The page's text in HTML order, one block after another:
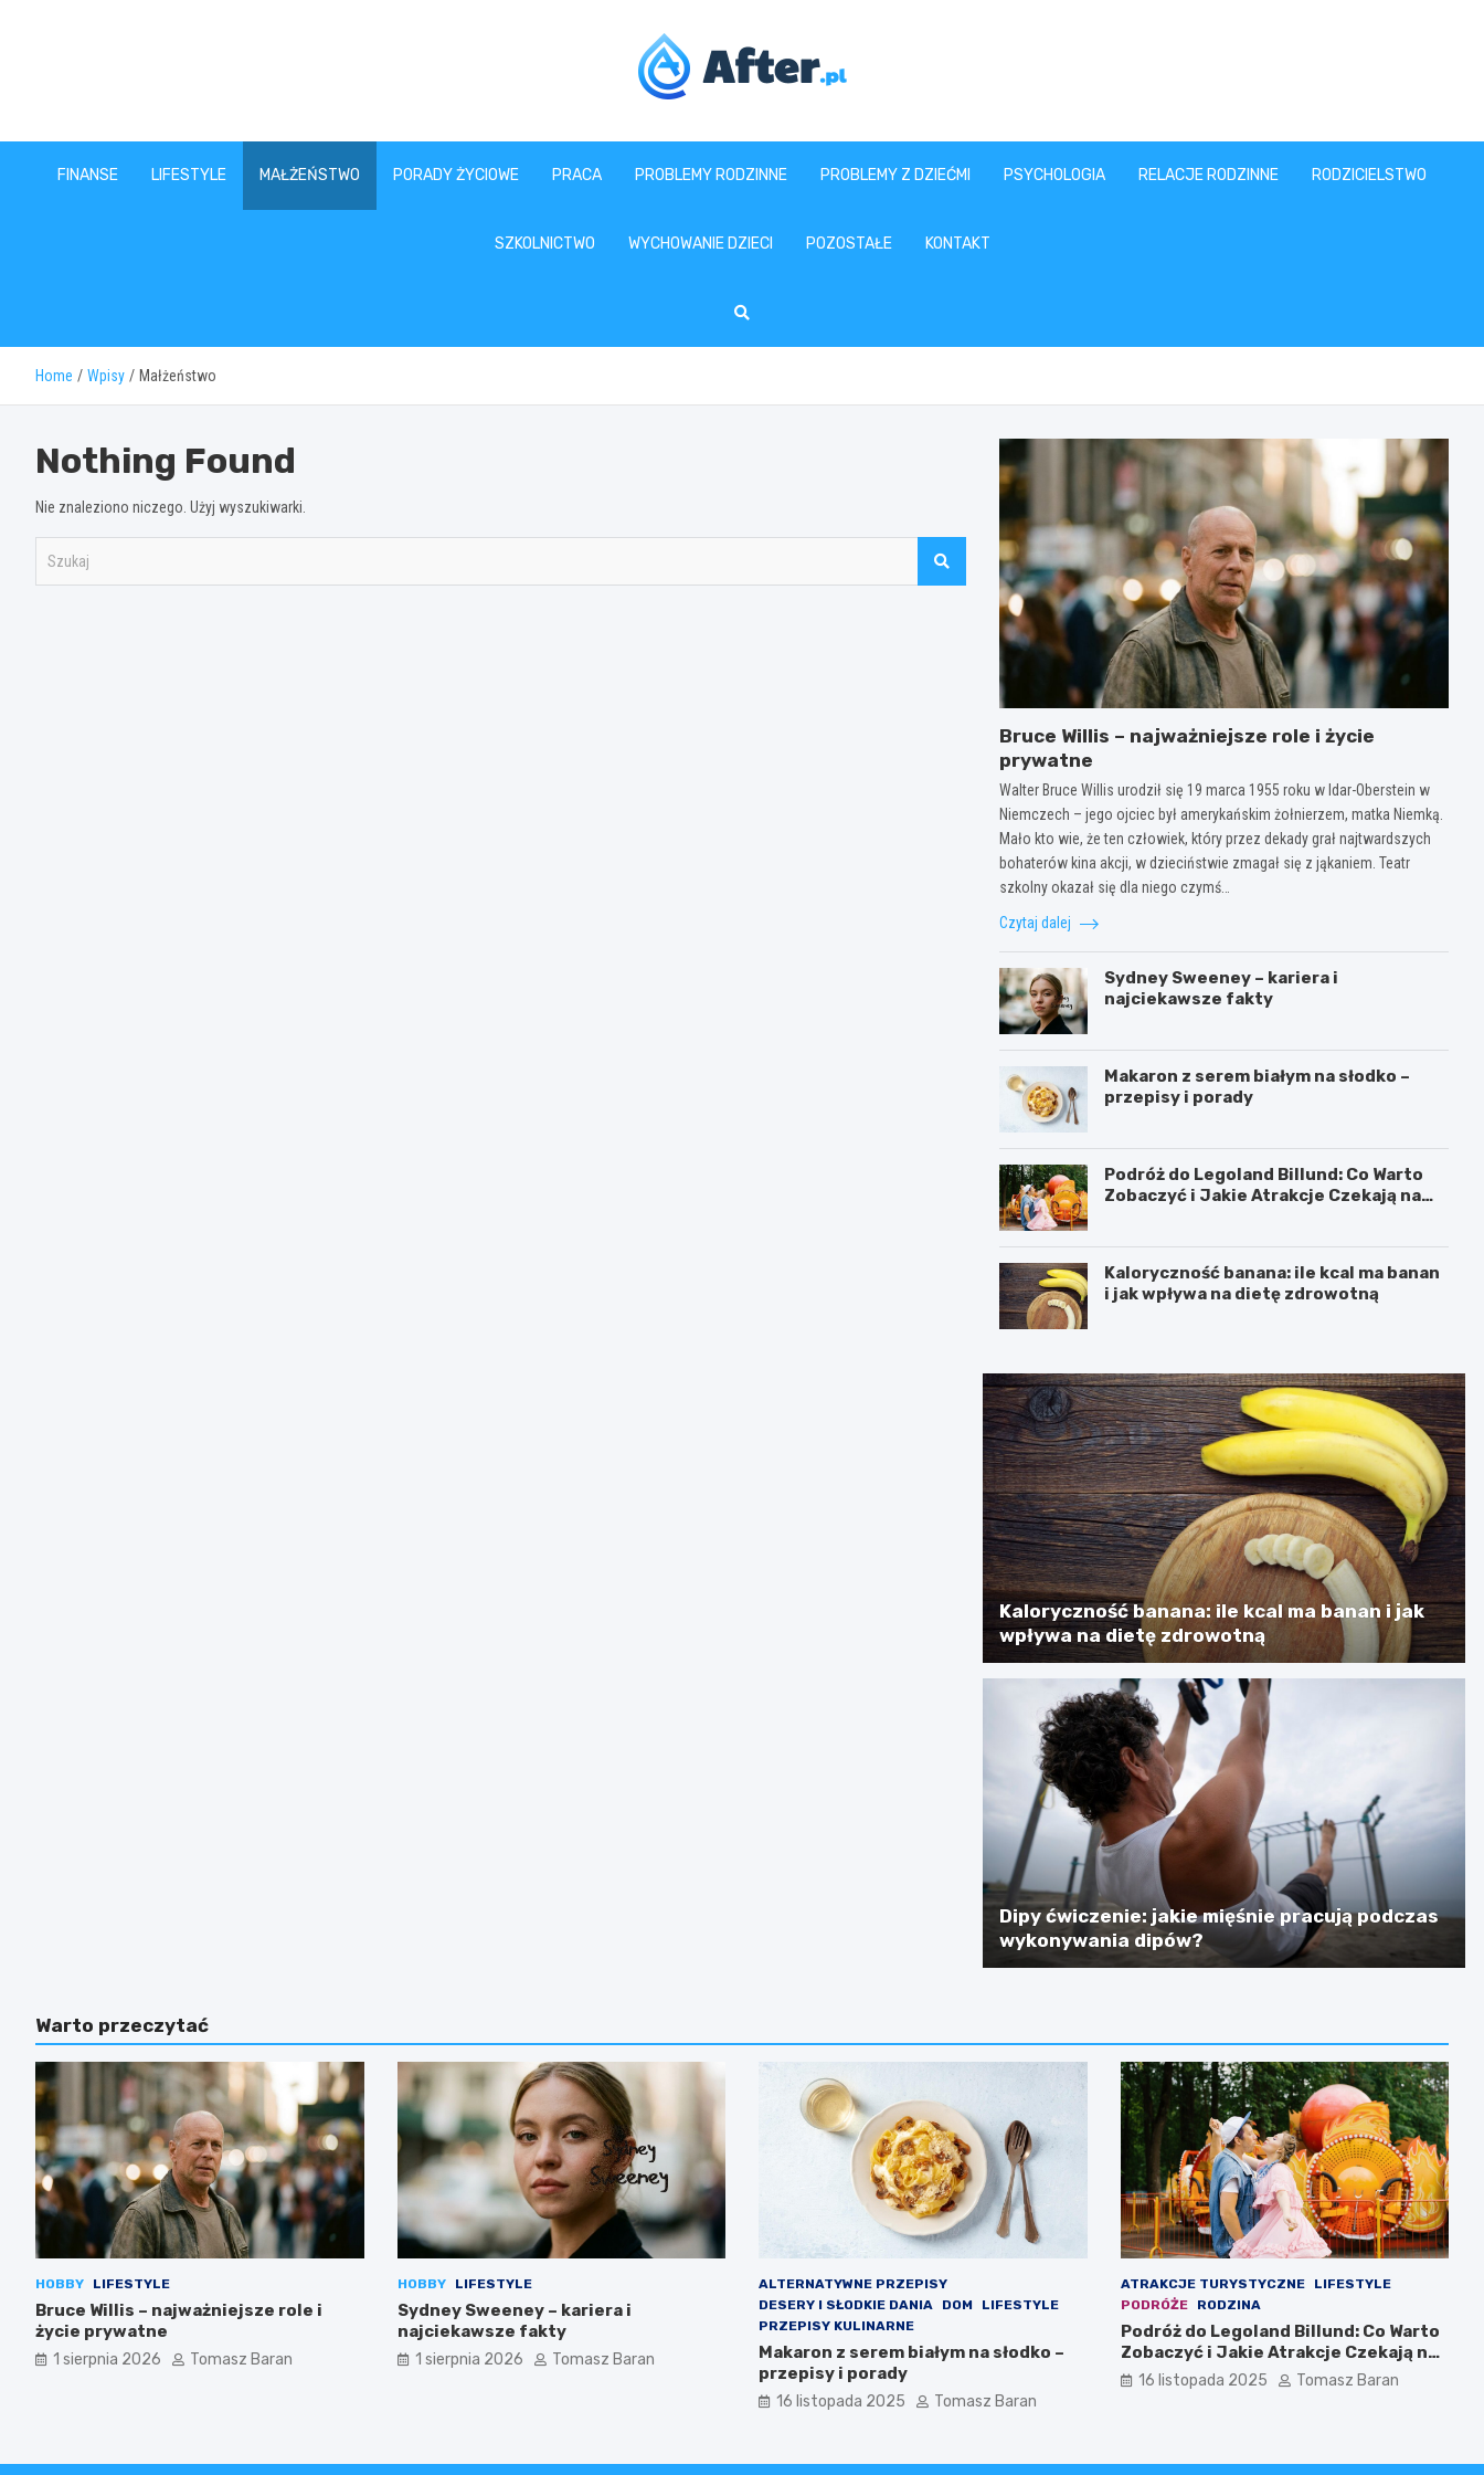
www.after.pl
FINANSE LIFESTYLE MAŁŻEŃSTWO PORADY ŻYCIOWE PRACA PROBLEMY RODZINNE PROBLEMY Z DZIEĆMI PSYCHOLOGIA RELACJE RODZINNE RODZICIELSTWO
SZKOLNICTWO WYCHOWANIE DZIECI POZOSTAŁE KONTAKT
Home Wpisy Małżeństwo
Nothing Found
Nie znaleziono niczego. Użyj wyszukiwarki.
Bruce Willis – najważniejsze role i życie
prywatne
Walter Bruce Willis urodził się 19 marca 1955 roku w Idar-Oberstein w
Niemczech – jego ojciec był amerykańskim żołnierzem, matka Niemką.
Mało kto wie, że ten człowiek, który przez dekady grał najtwardszych
bohaterów kina akcji, w dzieciństwie zmagał się z jąkaniem. Teatr
szkolny okazał się dla niego czymś…
Czytaj dalej
Sydney Sweeney – kariera i
najciekawsze fakty
Makaron z serem białym na słodko –
przepisy i porady
Podróż do Legoland Billund: Co Warto
Zobaczyć i Jakie Atrakcje Czekają na
Kaloryczność banana: ile kcal ma banan
i jak wpływa na dietę zdrowotną
Kaloryczność banana: ile kcal ma banan i jak
wpływa na dietę zdrowotną
Dipy ćwiczenie: jakie mięśnie pracują podczas
wykonywania dipów?
Warto przeczytać
HOBBY LIFESTYLE
Bruce Willis – najważniejsze role i
życie prywatne
1 sierpnia 2026 Tomasz Baran
HOBBY LIFESTYLE
Sydney Sweeney – kariera i
najciekawsze fakty
1 sierpnia 2026 Tomasz Baran
ALTERNATYWNE PRZEPISY
DESERY I SŁODKIE DANIA
DOM
LIFESTYLE
PRZEPISY KULINARNE
Makaron z serem białym na słodko –
przepisy i porady
16 listopada 2025 Tomasz Baran
ATRAKCJE TURYSTYCZNE
LIFESTYLE
PODRÓŻE
RODZINA
Podróż do Legoland Billund: Co Warto
Zobaczyć i Jakie Atrakcje Czekają na
Całą Rodzinę
16 listopada 2025 Tomasz Baran